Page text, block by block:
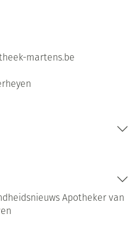
martens.be
Apotheker van